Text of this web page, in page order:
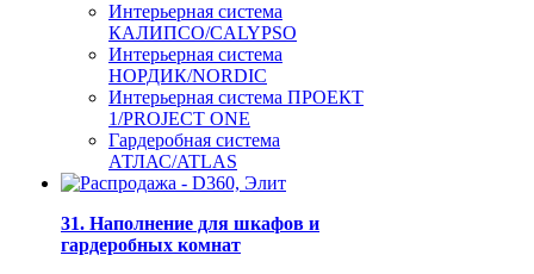
Интерьерная система
КАЛИПСО/CALYPSO
Интерьерная система
НОРДИК/NORDIC
Интерьерная система ПРОЕКТ
1/PROJECT ONE
Гардеробная система
АТЛАС/ATLAS
31. Наполнение для шкафов и
гардеробных комнат